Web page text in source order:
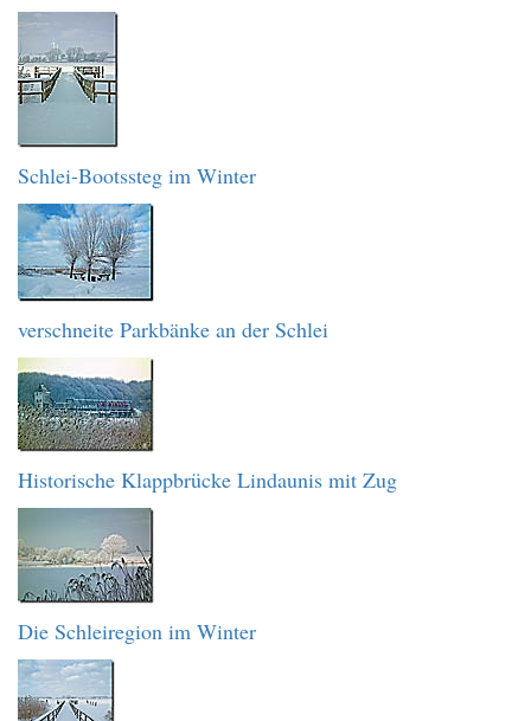
Schlei-Bootssteg im Winter
verschneite Parkbänke an der Schlei
Historische Klappbrücke Lindaunis mit Zug
Die Schleiregion im Winter